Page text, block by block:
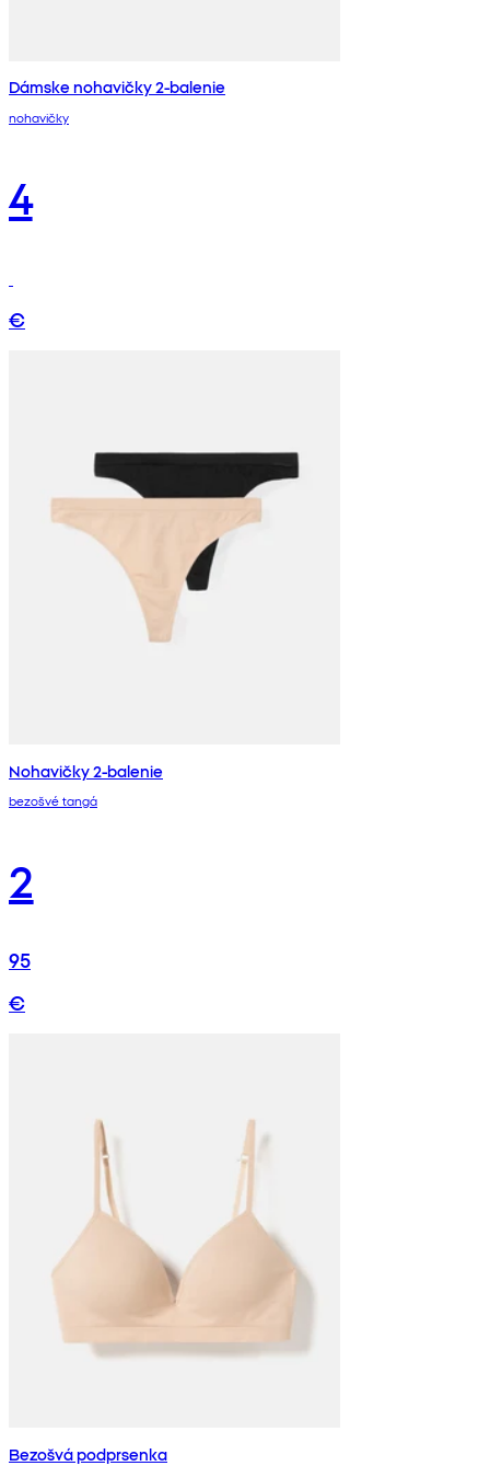
Dámske nohavičky 2-balenie
nohavičky
4
€
Nohavičky 2-balenie
bezošvé tangá
2
95
€
Bezošvá podprsenka